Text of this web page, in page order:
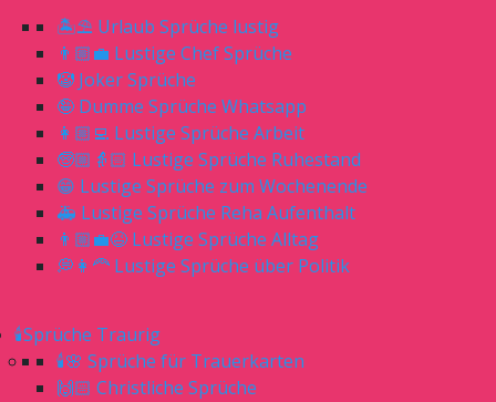
🏝⛱ Urlaub Sprüche lustig
👨🏼‍💼 Lustige Chef Sprüche
🤡 Joker Sprüche
🤪 Dumme Sprüche Whatsapp
👩🏼‍💻 Lustige Sprüche Arbeit
🧓🏼👵🏻 Lustige Sprüche Ruhestand
😁 Lustige Sprüche zum Wochenende
🚑 Lustige Sprüche Reha Aufenthalt
👨🏼‍💼😆 Lustige Sprüche Alltag
💭👩‍🦰 Lustige Sprüche über Politik
🕯Sprüche Traurig
🕯🌸 Sprüche für Trauerkarten
🙌🏻 Christliche Sprüche